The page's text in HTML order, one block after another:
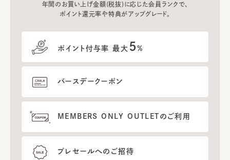
年間のお買い上げ金額(税抜)に応じた会員ランクで、
ポイント還元率や特典がアップグレード。
ポイント付与率 最大 5%
バースデークーポン
MEMBERS ONLY OUTLETのご利用
プレセールへのご招待